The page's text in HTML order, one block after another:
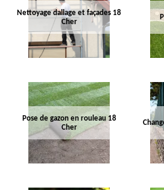
Nettoyage dallage et façades 18
Cher
Pose de gazon en rouleau 18
Cher